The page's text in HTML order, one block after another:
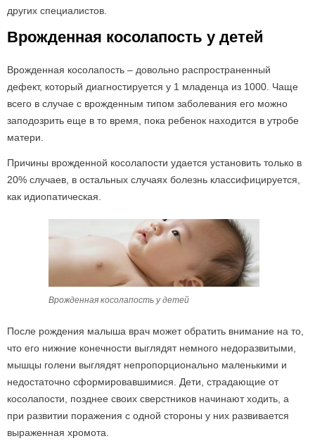
других специалистов.
Врожденная косолапость у детей
Врожденная косолапость – довольно распространенный
дефект, который диагностируется у 1 младенца из 1000. Чаще
всего в случае с врожденным типом заболевания его можно
заподозрить еще в то время, пока ребенок находится в утробе
матери.
Причины врожденной косолапости удается установить только в
20% случаев, в остальных случаях болезнь классифицируется,
как идиопатическая.
Врожденная косолапость у детей
После рождения малыша врач может обратить внимание на то,
что его нижние конечности выглядят немного недоразвитыми,
мышцы голени выглядят непропорционально маленькими и
недостаточно сформировавшимися. Дети, страдающие от
косолапости, позднее своих сверстников начинают ходить, а
при развитии поражения с одной стороны у них развивается
выраженная хромота.